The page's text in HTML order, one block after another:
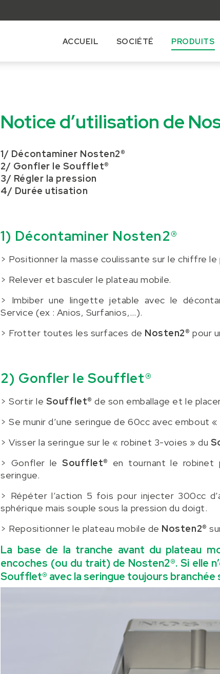
ACCUEIL SOCIÉTÉ PRODUITS
Notice d’utilisation de
1/ Décontaminer Nosten2®
2/ Gonfler le Soufflet®
3/ Régler la pression
4/ Durée utisation
1) Décontaminer Nosten2®
> Positionner la masse coulissante sur le chiffre
> Relever et basculer le plateau mobile.
> Imbiber une lingette jetable avec le
Service (ex : Anios, Surfanios,…).
> Frotter toutes les surfaces de Nosten2® pour
2) Gonfler le Soufflet®
> Sortir le Soufflet®de son emballage et le
> Se munir d’une seringue de 60cc avec embout
> Visser la seringue sur le « robinet 3-voies » du
> Gonfler le Soufflet® en tournant le robinet
seringue.
> Répéter l’action 5 fois pour injecter 300cc
sphérique mais souple sous la pression du doigt.
> Repositionner le plateau mobile de Nosten2®
La base de la tranche avant du plateau
encoches (ou du trait) de Nosten2®. Si elle
Soufflet® avec la seringue toujours